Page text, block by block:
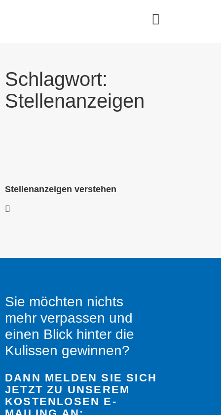
Schlagwort:
Stellenanzeigen
Stellenanzeigen verstehen
Sie möchten nichts
mehr verpassen und
einen Blick hinter die
Kulissen gewinnen?
DANN MELDEN SIE SICH
JETZT ZU UNSEREM
KOSTENLOSEN E-